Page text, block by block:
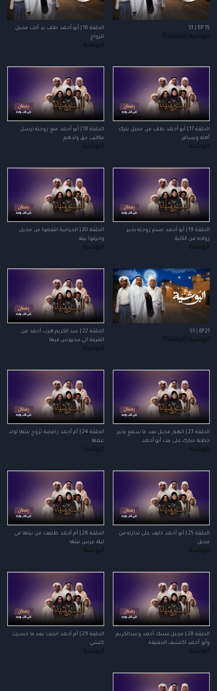
S1 | EP 15
البوشية | الحلقة 15
الحلقة 16 | أبو أحمد طلب يد أخت مجبل
للزواج
البوشية
الحلقة 17 | أبو أحمد طلب من مجبل بترك
أهله ويسافر
البوشية
الحلقة 18 | أبو أحمد منع زوجته ترسل
مكاتيب حق ولدهم
البوشية
الحلقة 19 | أبو أحمد صدم زوجته بخبر
زواجه من الثانية
البوشية
الحلقة 20 | الحرامية انتقموا من مجبل
وحرقوا بيته
البوشية
S1 | EP21
البوشية | الحلقة 21
الحلقة 22 | عبد الكريم هرب أحمد من
الغرفة الي محبوس فيها
البوشية
الحلقة 23 | انهيار مجبل بعد ما سمع بخبر
خطبة مبارك على بنت أبو أحمد
البوشية
الحلقة 24 | أم أحمد رافضة تزوج بنتها لولد
عمها
البوشية
الحلقة 25 | أبو أحمد خايف على تجارته من
مجبل
البوشية
الحلقة 26 | أم أحمد طلعت من بيتها في
ليلة عرس بنتها
البوشية
الحلقة 28 | مجبل مسك أحمد وعبدالكريم
وأبو أحمد اكتشف الحقيقة
البوشية
الحلقة 29 | أم أحمد انجنت بعد ما خسرت
كلشي
البوشية